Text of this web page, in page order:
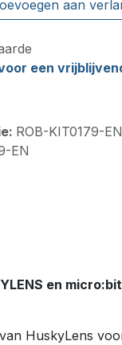
aan
een
ROB-KIT0179-EN
EN
en
HuskyLens